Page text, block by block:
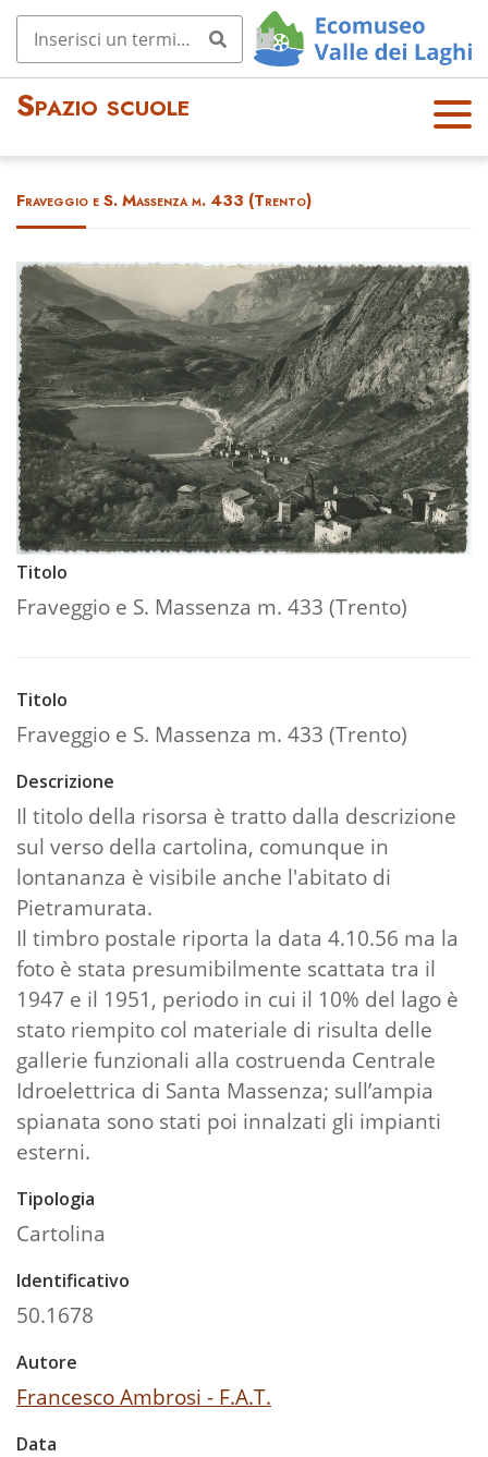
Spazio scuole
OPE
N
Fraveggio e S. Massenza m. 433 (Trento)
Titolo
Fraveggio e S. Massenza m. 433 (Trento)
Titolo
Fraveggio e S. Massenza m. 433 (Trento)
Descrizione
Il titolo della risorsa è tratto dalla descrizione
sul verso della cartolina, comunque in
lontananza è visibile anche l'abitato di
Pietramurata.
Il timbro postale riporta la data 4.10.56 ma la
foto è stata presumibilmente scattata tra il
1947 e il 1951, periodo in cui il 10% del lago è
stato riempito col materiale di risulta delle
gallerie funzionali alla costruenda Centrale
Idroelettrica di Santa Massenza; sull’ampia
spianata sono stati poi innalzati gli impianti
esterni.
Tipologia
Cartolina
Identificativo
50.1678
Autore
Francesco Ambrosi - F.A.T.
Data